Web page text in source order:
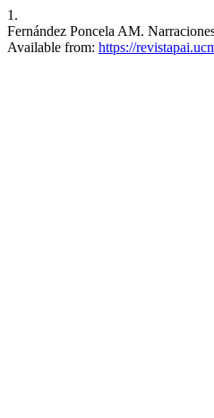
1.
Fernández Poncela AM.
Available from: https://